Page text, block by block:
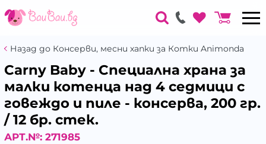
Назад до Консерви, месни хапки за Котки Animonda
Carny Baby - Специална храна за
малки котенца над 4 седмици с
говеждо и пиле - консерва, 200 гр.
/ 12 бр. стек.
АРТ.№: 271985